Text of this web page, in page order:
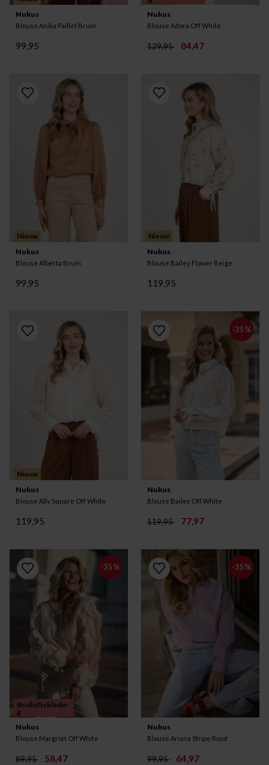
Nukus
Blouse Anika Paillet Bruin
99,95
Nukus
Blouse Adora Off White
129,95 84,47
Nieuw
Nukus
Blouse Alberta Bruin
99,95
Nieuw
Nukus
Blouse Bailey Flower Beige
119,95
Nieuw
Nukus
Blouse Ally Square Off White
119,95
-35%
Nukus
Blouse Bailey Off White
119,95 77,97
-35%
Bruiloftskledin
g
Nukus
Blouse Margriet Off White
89,95 58,47
-35%
Nukus
Blouse Ariana Stripe Rood
99,95 64,97